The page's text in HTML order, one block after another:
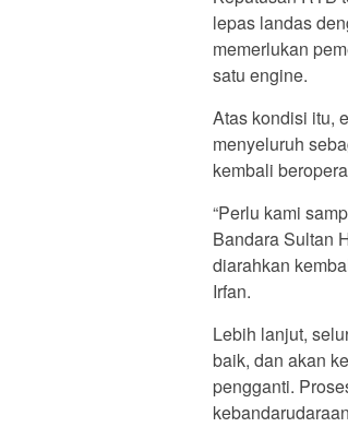
lepas landas
memerlukan
satu engine.
Atas kondisi itu,
menyeluruh
kembali
“Perlu kami
Bandara Sultan
diarahkan
Irfan.
Lebih lanjut,
baik, dan akan
pengganti.